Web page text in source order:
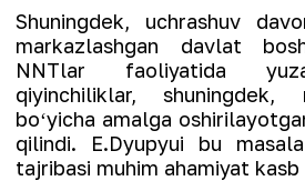
Shuningdek, uchrashuv
markazlashgan davlat
NNTlar faoliyatida
qiyinchiliklar, shuningdek,
boʻyicha amalga
qilindi. E.Dyupyui bu
tajribasi muhim ahamiyat